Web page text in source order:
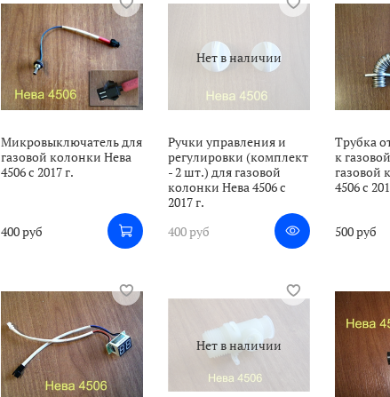
Микровыключатель для
газовой колонки Нева
4506 с 2017 г.
400 руб
Нет в наличии
Ручки управления и
регулировки (комплект
- 2 шт.) для газовой
колонки Нева 4506 с
2017 г.
400 руб
Трубка
к
газовой
4506 с
500 руб
Нет в наличии